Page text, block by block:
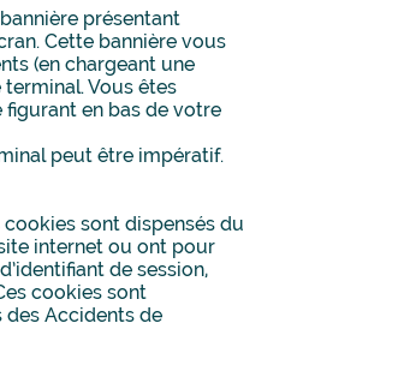
présentant
Cette bannière vous
(en chargeant une
Vous êtes
en bas de votre
peut être impératif.
sont dispensés du
internet ou ont pour
de session,
cookies sont
des Accidents de